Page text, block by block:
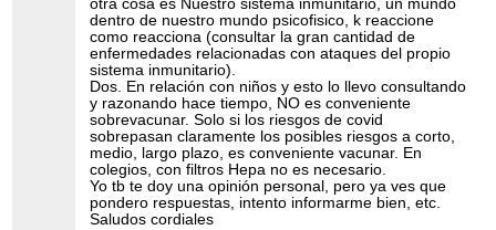
otra cosa es Nuestro sistema inmunitario, un mundo
dentro de nuestro mundo psicofisico, k reaccione
como reacciona (consultar la gran cantidad de
enfermedades relacionadas con ataques del propio
sistema inmunitario).
Dos. En relación con niños y esto lo llevo consultando
y razonando hace tiempo, NO es conveniente
sobrevacunar. Solo si los riesgos de covid
sobrepasan claramente los posibles riesgos a corto,
medio, largo plazo, es conveniente vacunar. En
colegios, con filtros Hepa no es necesario.
Yo tb te doy una opinión personal, pero ya ves que
pondero respuestas, intento informarme bien, etc.
Saludos cordiales